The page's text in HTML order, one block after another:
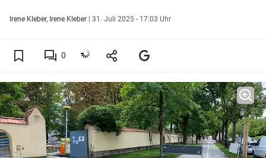
Irene Kleber, Irene Kleber | 31. Juli 2025 - 17:03 Uhr
0